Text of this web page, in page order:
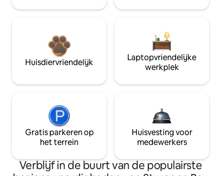
Huisdiervriendelijk
Laptopvriendelijke
werkplek
Gratis parkeren op
het terrein
Huisvesting voor
medewerkers
Verblijf in de buurt van de populairste